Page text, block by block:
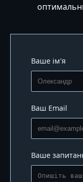
Ваше ім'я
Ваш Email
Ваше